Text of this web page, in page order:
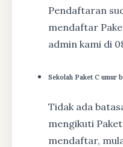
Pendaftaran
mendaftar
admin kami di
Sekolah Paket C umur
Tidak ada
mengikuti
mendaftar,